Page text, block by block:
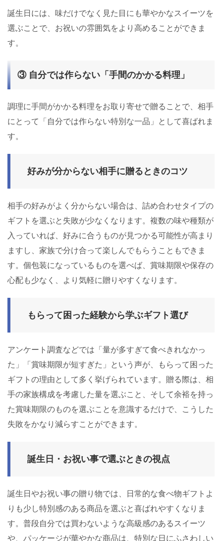
誕生日には、味だけでなく見た目にも華やかなスイーツを
選ぶことで、お祝いの雰囲気をより高めることができま
す。
③ 自分では作らない「手間のかかる料理」
調理に手間がかかる料理をお取り寄せで贈ることで、相手
にとって「自分では作らない特別な一品」として喜ばれま
す。
好みが分からない相手に贈るときのコツ
相手の好みがよく分からない場合は、詰め合わせタイプの
ギフトを選ぶと失敗が少なくなります。複数の味や種類が
入っていれば、好みに合うものが見つかる可能性が高まり
ますし、家族で分け合って楽しんでもらうこともできま
す。個包装になっているものを選べば、賞味期限や保存の
心配も少なく、より気軽に贈りやすくなります。
もらって困った経験から学ぶギフト選び
アンケート調査などでは「量が多すぎて食べきれなかっ
た」「賞味期限が短すぎた」という声が、もらって困った
ギフトの理由として多く挙げられています。贈る際は、相
手の家族構成を考慮した量を選ぶこと、そして余裕を持っ
た賞味期限のものを選ぶことを意識するだけで、こうした
失敗をかなり減らすことができます。
誕生日・お祝い事で選ぶときの視点
誕生日やお祝い事の贈り物では、日常的な食べ物ギフトよ
りも少し特別感のある商品を選ぶと喜ばれやすくなりま
す。普段自分では買わないような高級感のあるスイーツ
や、パッケージが華やかな商品は、特別な日にふさわしい